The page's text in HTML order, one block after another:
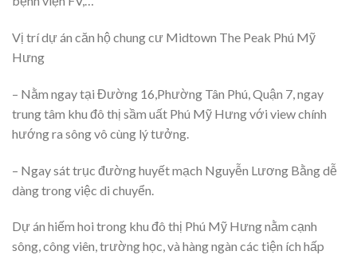
Vị trí dự án căn hộ chung cư Midtown The Peak Phú Mỹ
Hưng
– Nằm ngay tại Đường 16,Phường Tân Phú, Quận 7, ngay
trung tâm khu đô thị sầm uất Phú Mỹ Hưng với view chính
hướng ra sông vô cùng lý tưởng.
– Ngay sát trục đường huyết mạch Nguyễn Lương Bằng dễ
dàng trong việc di chuyển.
Dự án hiếm hoi trong khu đô thị Phú Mỹ Hưng nằm cạnh
sông, công viên, trường học, và hàng ngàn các tiện ích hấp